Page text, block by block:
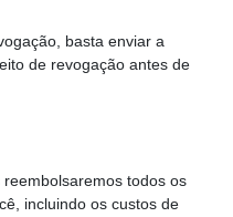
basta enviar a
de revogação antes de
todos os
incluindo os custos de